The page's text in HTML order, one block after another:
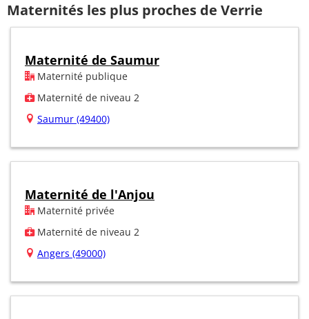
Maternités les plus proches de Verrie
Maternité de Saumur
Maternité publique
Maternité de niveau 2
Saumur (49400)
Maternité de l'Anjou
Maternité privée
Maternité de niveau 2
Angers (49000)